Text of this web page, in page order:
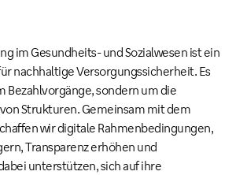
im Gesundheits- und Sozialwesen ist ein
nachhaltige Versorgungssicherheit. Es
Bezahlvorgänge, sondern um die
Strukturen. Gemeinsam mit dem
wir digitale Rahmenbedingungen,
Transparenz erhöhen und
unterstützen, sich auf ihre